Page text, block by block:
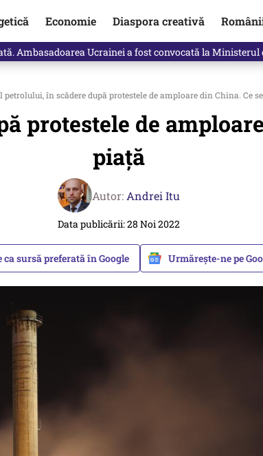
Economie Diaspora creativă
Ambasadoarea Ucrainei a fost convocată la Ministerul
petrolului, în scădere după protestele de amploare din China. Ce
protestele de
piață
Autor: Andrei Itu
Data publicării: 28 Noi 2022
ca sursă preferată în Google Urmărește-ne pe